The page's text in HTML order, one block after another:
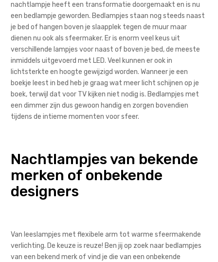
nachtlampje heeft een transformatie doorgemaakt en is nu
een bedlampje geworden. Bedlampjes staan nog steeds naast
je bed of hangen boven je slaapplek tegen de muur maar
dienen nu ook als sfeermaker. Er is enorm veel keus uit
verschillende lampjes voor naast of boven je bed, de meeste
inmiddels uitgevoerd met LED. Veel kunnen er ook in
lichtsterkte en hoogte gewijzigd worden. Wanneer je een
boekje leest in bed heb je graag wat meer licht schijnen op je
boek, terwijl dat voor TV kijken niet nodig is. Bedlampjes met
een dimmer zijn dus gewoon handig en zorgen bovendien
tijdens de intieme momenten voor sfeer.
Nachtlampjes van bekende
merken of onbekende
designers
Van leeslampjes met flexibele arm tot warme sfeermakende
verlichting. De keuze is reuze! Ben jij op zoek naar bedlampjes
van een bekend merk of vind je die van een onbekende